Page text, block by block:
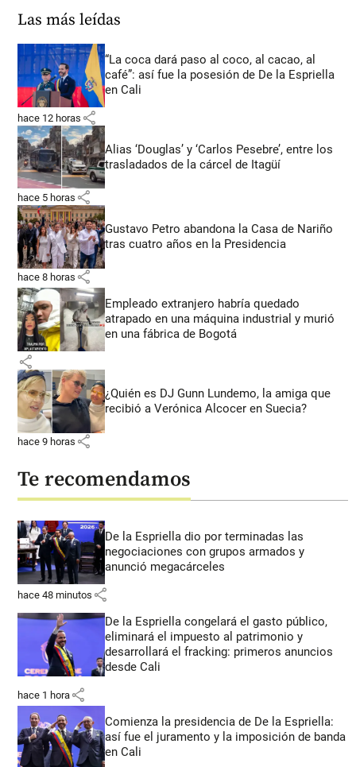
Las más leídas
“La coca dará paso al coco, al cacao, al
café”: así fue la posesión de De la Espriella
en Cali
hace 12 horas share
Alias ‘Douglas’ y ‘Carlos Pesebre’, entre los
trasladados de la cárcel de Itagüí
hace 5 horas share
Gustavo Petro abandona la Casa de Nariño
tras cuatro años en la Presidencia
hace 8 horas share
Empleado extranjero habría quedado
atrapado en una máquina industrial y murió
en una fábrica de Bogotá
share
¿Quién es DJ Gunn Lundemo, la amiga que
recibió a Verónica Alcocer en Suecia?
hace 9 horas share
Te recomendamos
De la Espriella dio por terminadas las
negociaciones con grupos armados y
anunció megacárceles
hace 48 minutos share
De la Espriella congelará el gasto público,
eliminará el impuesto al patrimonio y
desarrollará el fracking: primeros anuncios
desde Cali
hace 1 hora share
Comienza la presidencia de De la Espriella:
así fue el juramento y la imposición de banda
en Cali